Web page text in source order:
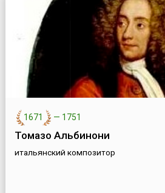
1671 — 1751
Томазо Альбинони
итальянский композитор